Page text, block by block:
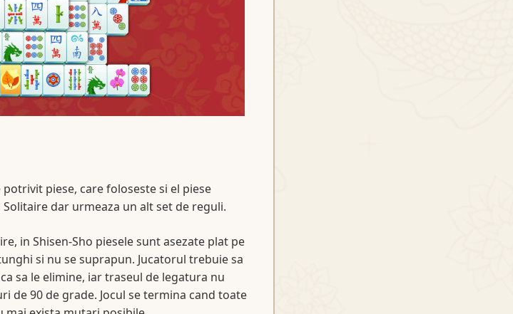
piese, care foloseste si el piese
dar urmeaza un alt set de reguli.
in Shisen-Sho piesele sunt asezate plat pe
si nu se suprapun. Jucatorul trebuie sa
sa le elimine, iar traseul de legatura nu
de 90 de grade. Jocul se termina cand toate